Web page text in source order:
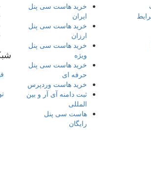
خرید هاست سی پنل
ایران
خرید هاست سی پنل
ارزان
خرید هاست سی پنل
ویژه
خرید هاست سی پنل
حرفه ای
خرید هاست وردپرس
ثبت دامنه آی آر و بین
المللی
هاست سی پنل
رایگان